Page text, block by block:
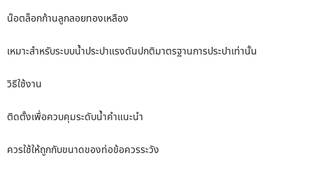
น๊อตล็อกก้านลูกลอยทองเหลือง
เหมาะสำหรับระบบน้ำประปาแรงดันปกติมาตรฐานการประปาเท่านั้น
วิธีใช้งาน
ติดตั้งเพื่อควบคุมระดับน้ำคำแนะนำ
ควรใช้ให้ถูกกับขนาดของท่อข้อควรระวัง